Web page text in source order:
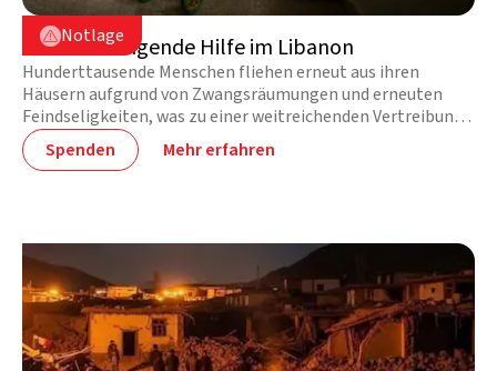
 Notlage
Libanon
Vor Ort: Dringende Hilfe im Libanon
Hunderttausende Menschen fliehen erneut aus ihren
Häusern aufgrund von Zwangsräumungen und erneuten
Feindseligkeiten, was zu einer weitreichenden Vertreibung
im ganzen Land führt. Der Bedarf steigt von Stunde zu
Stunde. Ihre Unterstützung bringt jetzt lebensrettende
Spenden Mehr erfahren